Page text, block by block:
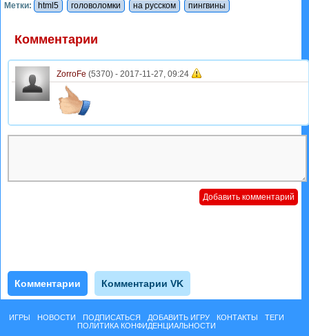
Метки:
html5 головоломки на русском пингвины
Комментарии
ZorroFe (5370) - 2017-11-27, 09:24
Комментарии Комментарии VK
ИГРЫ НОВОСТИ ПОДПИСАТЬСЯ ДОБАВИТЬ ИГРУ КОНТАКТЫ
ТЕГИ
ПОЛИТИКА КОНФИДЕНЦИАЛЬНОСТИ